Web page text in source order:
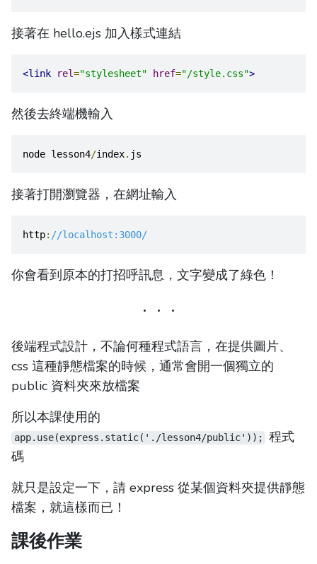
接著在 hello.ejs 加入樣式連結
<link rel="stylesheet" href="/style.css">
然後去終端機輸入
node lesson4/index. js
接著打開瀏覽器，在網址輸入
http: //localhost:3000/
你會看到原本的打招呼訊息，文字變成了綠色！
後端程式設計，不論何種程式語言，在提供圖片、
css 這種靜態檔案的時候，通常會開一個獨立的
public 資料夾來放檔案
所以本課使用的
app.use(express.static('./lesson4/public'));
程式
碼
就只是設定一下，請 express 從某個資料夾提供靜態
檔案，就這樣而已！
課後作業